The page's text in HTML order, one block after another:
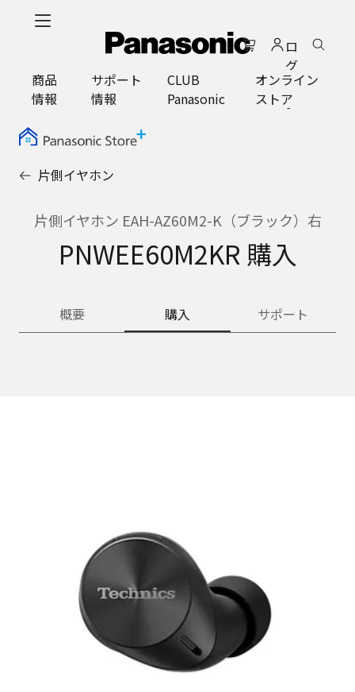
ロ
グ
イ
ン
商品
情報
サポート
情報
CLUB
Panasonic
オンライン
ストア
片側イヤホン
片側イヤホン EAH-AZ60M2-K（ブラック）右
PNWEE60M2KR 購入
概要 購入 サポート